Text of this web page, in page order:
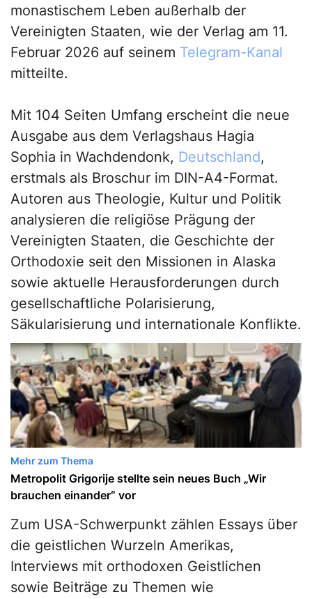
monastischem Leben außerhalb der
Vereinigten Staaten, wie der Verlag am 11.
Februar 2026 auf seinem Telegram-Kanal
mitteilte.
Mit 104 Seiten Umfang erscheint die neue
Ausgabe aus dem Verlagshaus Hagia
Sophia in Wachdendonk, Deutschland,
erstmals als Broschur im DIN-A4-Format.
Autoren aus Theologie, Kultur und Politik
analysieren die religiöse Prägung der
Vereinigten Staaten, die Geschichte der
Orthodoxie seit den Missionen in Alaska
sowie aktuelle Herausforderungen durch
gesellschaftliche Polarisierung,
Säkularisierung und internationale Konflikte.
Mehr zum Thema
Metropolit Grigorije stellte sein neues Buch „Wir
brauchen einander“ vor
Zum USA-Schwerpunkt zählen Essays über
die geistlichen Wurzeln Amerikas,
Interviews mit orthodoxen Geistlichen
sowie Beiträge zu Themen wie